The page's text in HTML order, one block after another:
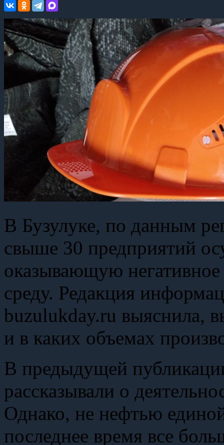
В Бузулуке, по данным
свыше 30 предприятий
оказывающую
среду. Редакция
buzulukday.ru выяснила,
и в каких объемах
В предыдущей
рассказывали о
Однако, не нефтью
последнее время все